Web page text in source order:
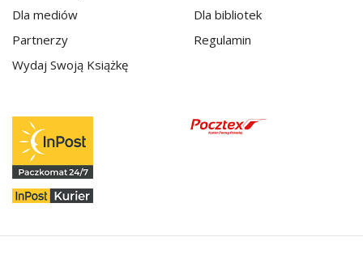
Dla mediów
Partnerzy
Wydaj Swoją Książkę
Dla bibliotek
Regulamin